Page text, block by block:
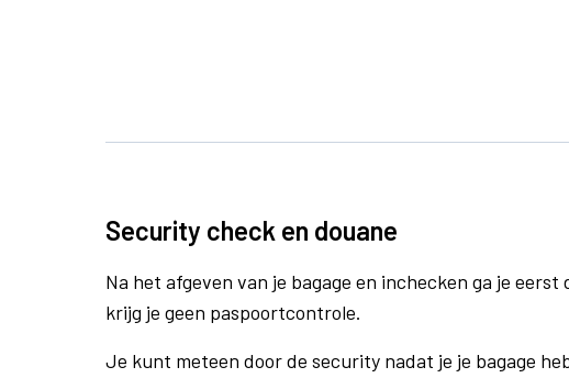
Security check en douane
Na het afgeven van je bagage en inchecken ga je
krijg je geen paspoortcontrole.
Je kunt meteen door de security nadat je je bagage